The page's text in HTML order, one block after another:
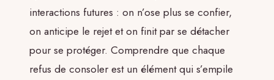
interactions futures : on n’ose plus se confier,
on anticipe le rejet et on finit par se détacher
pour se protéger. Comprendre que chaque
refus de consoler est un élément qui s’empile